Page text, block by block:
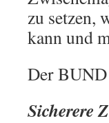
zu setzen,
kann und
Der
Sicherere